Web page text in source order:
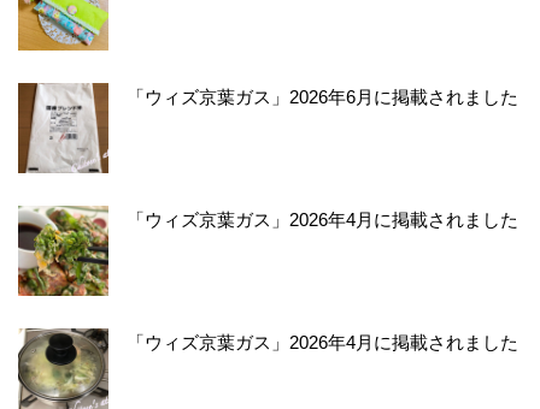
「ウィズ京葉ガス」2026年6月に掲載されました
「ウィズ京葉ガス」2026年4月に掲載されました
「ウィズ京葉ガス」2026年4月に掲載されました